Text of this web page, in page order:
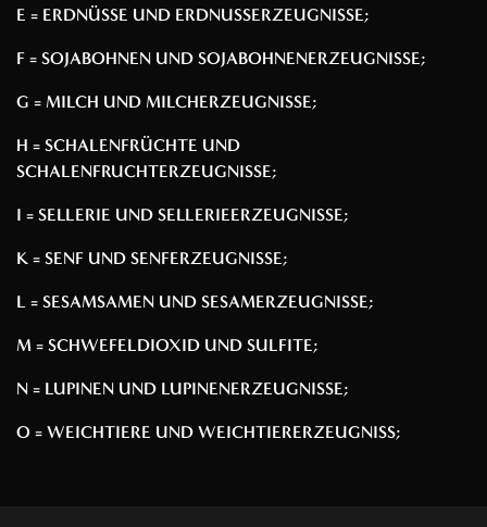
E = ERDNÜSSE UND ERDNUSSERZEUGNISSE;
F = SOJABOHNEN UND SOJABOHNENERZEUGNISSE;
G = MILCH UND MILCHERZEUGNISSE;
H = SCHALENFRÜCHTE UND
SCHALENFRUCHTERZEUGNISSE;
I = SELLERIE UND SELLERIEERZEUGNISSE;
K = SENF UND SENFERZEUGNISSE;
L = SESAMSAMEN UND SESAMERZEUGNISSE;
M = SCHWEFELDIOXID UND SULFITE;
N = LUPINEN UND LUPINENERZEUGNISSE;
O = WEICHTIERE UND WEICHTIERERZEUGNISS;